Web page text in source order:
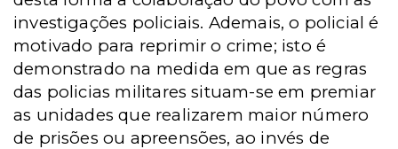
investigações policiais. Ademais, o policial é
motivado para reprimir o crime; isto é
demonstrado na medida em que as regras
das policias militares situam-se em premiar
as unidades que realizarem maior número
de prisões ou apreensões, ao invés de